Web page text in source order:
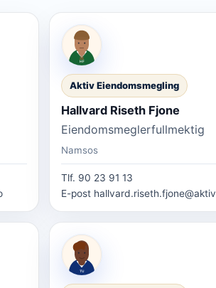
Aktiv Eiendomsmegling
Hallvard Riseth Fjone
Eiendomsmeglerfullmektig
Namsos
Tlf. 90 23 91 13
E-post